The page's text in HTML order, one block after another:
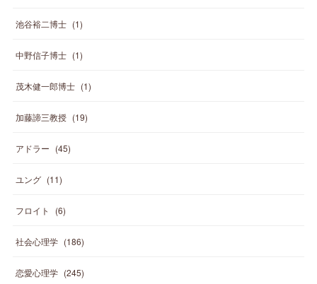
池谷裕二博士 (1)
中野信子博士 (1)
茂木健一郎博士 (1)
加藤諦三教授 (19)
アドラー (45)
ユング (11)
フロイト (6)
社会心理学 (186)
恋愛心理学 (245)